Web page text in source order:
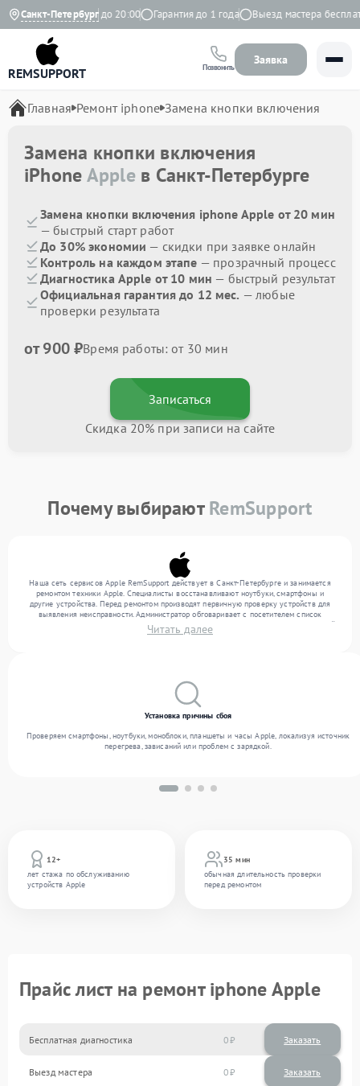
Санкт-Петербург
Ежедневно с 9:00 до 20:00 Гарантия до 1 года Выезд мастера бесплатно
REMSUPPORT Позвонить
Заявка
Главная Ремонт iphone Замена кнопки включения
Замена кнопки включения
iPhoneAppleв Санкт-Петербурге
Замена кнопки включения iphone Apple от 20 мин
— быстрый старт работ
До 30% экономии — скидки при заявке онлайн
Контроль на каждом этапе — прозрачный процесс
Диагностика Apple от 10 мин — быстрый результат
Официальная гарантия до 12 мес. — любые
проверки результата
от 900 ₽Время работы: от 30 мин
Записаться
Скидка 20% при записи на сайте
Почему выбираютRemSupport
Наша сеть сервисов Apple RemSupport действует в Санкт-Петербурге и занимается
ремонтом техники Apple. Специалисты восстанавливают ноутбуки, смартфоны и
другие устройства. Перед ремонтом производят первичную проверку устройств для
выявления неисправности. Администратор обговаривает с посетителем список
нужных услуг и цену. Только потом техники осуществляют восстановление с заменой
запчастей по необходимости. По окончании работ их качество подтверждается
Читать далее
12+
лет стажа по обслуживанию
устройств Apple
35 мин
обычная длительность проверки
перед ремонтом
Установка причины сбоя
Проверяем смартфоны, ноутбуки, моноблоки, планшеты и часы Apple, локализуя источник
перегрева, зависаний или проблем с зарядкой.
Прайс лист на ремонт iphone Apple
Бесплатная диагностика 0 Заказать
Выезд мастера 0 Заказать